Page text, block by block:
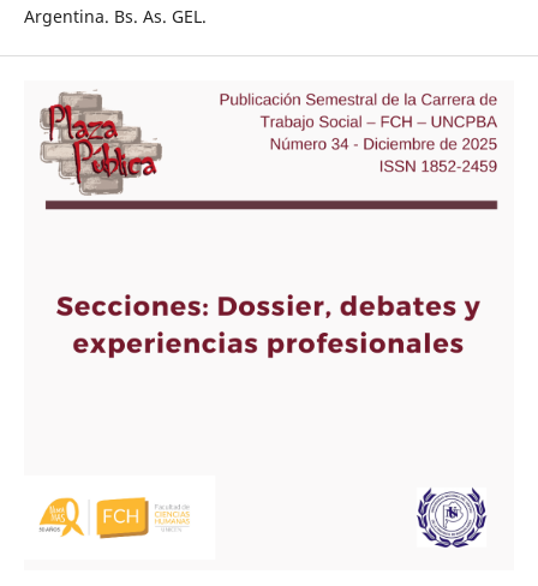
Argentina. Bs. As. GEL.